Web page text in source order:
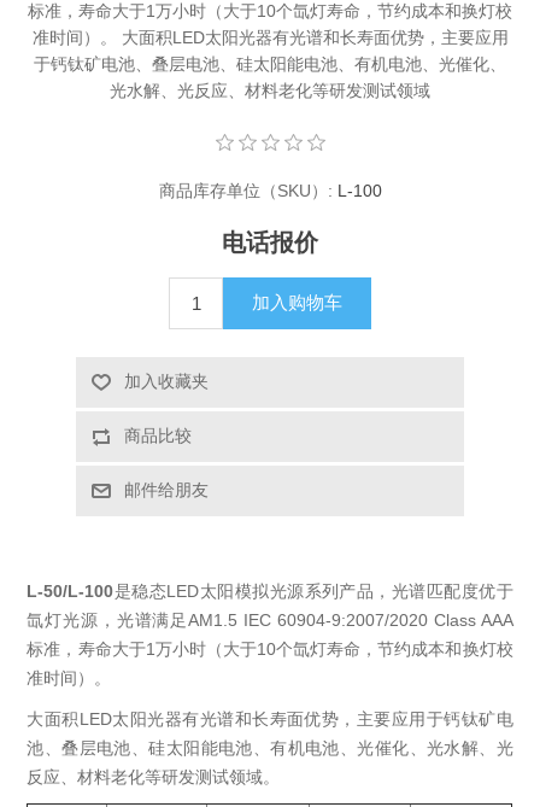
客户伙伴计划
标准，寿命大于1万小时（大于10个氙灯寿命，节约成本和换灯校
准时间）。 大面积LED太阳光器有光谱和长寿面优势，主要应用
于钙钛矿电池、叠层电池、硅太阳能电池、有机电池、光催化、
光水解、光反应、材料老化等研发测试领域
商品库存单位（SKU）: L-100
电话报价
加入购物车
加入收藏夹
商品比较
邮件给朋友
L-50/L-100是稳态LED太阳模拟光源系列产品，光谱匹配度优于
氙灯光源，光谱满足AM1.5 IEC 60904-9:2007/2020 Class AAA
标准，寿命大于1万小时（大于10个氙灯寿命，节约成本和换灯校
准时间）。
大面积LED太阳光器有光谱和长寿面优势，主要应用于钙钛矿电
池、叠层电池、硅太阳能电池、有机电池、光催化、光水解、光
反应、材料老化等研发测试领域。